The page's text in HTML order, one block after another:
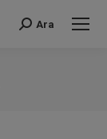
Search:
Ara